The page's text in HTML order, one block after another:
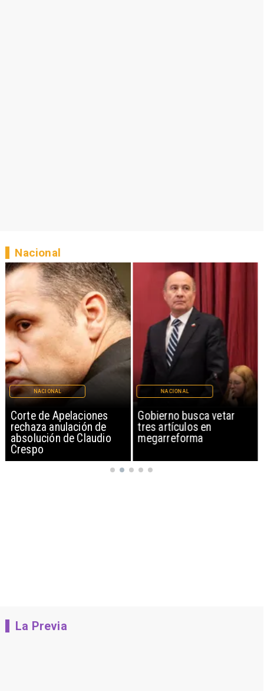
Corte de Apelaciones
rechaza anulación de
absolución de Claudio
Crespo
NACIONAL
Gobierno busca vetar
tres artículos en
megarreforma
NACIONAL
Nacional
La Previa